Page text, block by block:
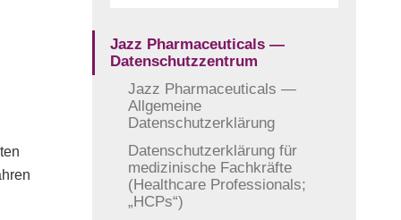
Jazz Pharmaceuticals —
Datenschutzzentrum
Jazz Pharmaceuticals —
Allgemeine
Datenschutzerklärung
Datenschutzerklärung für
medizinische Fachkräfte
(Healthcare Professionals;
„HCPs“)